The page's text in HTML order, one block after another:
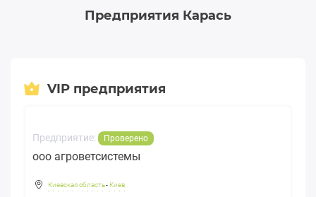
Предприятия Карась
VIP предприятия
Предприятие: Проверено
ооо агроветсистемы
Киевская область- Киев